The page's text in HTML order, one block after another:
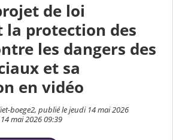
de loi
la protection des
les dangers des
et sa
en vidéo
boege2, publié le jeudi 14 mai 2026
mai 2026 09:39